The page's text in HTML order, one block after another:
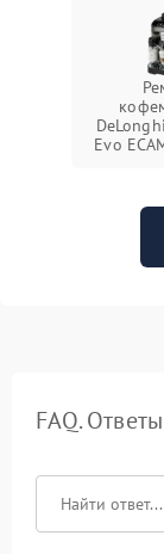
Evo
FAQ.